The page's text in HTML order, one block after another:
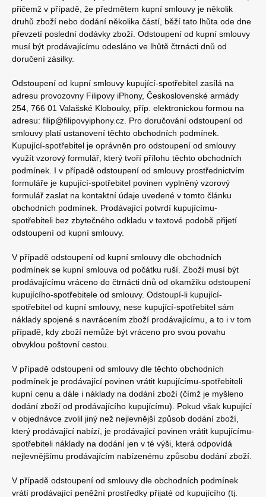
přičemž v případě, že předmětem kupní smlouvy je několik
druhů zboží nebo dodání několika částí, běží tato lhůta ode dne
převzetí poslední dodávky zboží. Odstoupení od kupní smlouvy
musí být prodávajícímu odesláno ve lhůtě čtrnácti dnů od
doručení zásilky.
Odstoupení od kupní smlouvy kupující-spotřebitel zasílá na
adresu provozovny Filipovy iPhony, Československé armády
254, 766 01 Valašské Klobouky, příp. elektronickou formou na
adresu: filip@filipovyiphony.cz. Pro doručování odstoupení od
smlouvy platí ustanovení těchto obchodních podmínek.
Kupující-spotřebitel je oprávněn pro odstoupení od smlouvy
využít vzorový formulář, který tvoří přílohu těchto obchodních
podmínek. I v případě odstoupení od smlouvy prostřednictvím
formuláře je kupující-spotřebitel povinen vyplněný vzorový
formulář zaslat na kontaktní údaje uvedené v tomto článku
obchodních podmínek. Prodávající potvrdí kupujícímu-
spotřebiteli bez zbytečného odkladu v textové podobě přijetí
odstoupení od kupní smlouvy.
V případě odstoupení od kupní smlouvy dle obchodních
podmínek se kupní smlouva od počátku ruší. Zboží musí být
prodávajícímu vráceno do čtrnácti dnů od okamžiku odstoupení
kupujícího-spotřebitele od smlouvy. Odstoupí-li kupující-
spotřebitel od kupní smlouvy, nese kupující-spotřebitel sám
náklady spojené s navrácením zboží prodávajícímu, a to i v tom
případě, kdy zboží nemůže být vráceno pro svou povahu
obvyklou poštovní cestou.
V případě odstoupení od smlouvy dle těchto obchodních
podmínek je prodávající povinen vrátit kupujícímu-spotřebiteli
kupní cenu a dále i náklady na dodání zboží (čímž je myšleno
dodání zboží od prodávajícího kupujícímu). Pokud však kupující
v objednávce zvolil jiný než nejlevnější způsob dodání zboží,
který prodávající nabízí, je prodávající povinen vrátit kupujícímu-
spotřebiteli náklady na dodání jen v té výši, která odpovídá
nejlevnějšímu prodávajícím nabízenému způsobu dodání zboží.
V případě odstoupení od smlouvy dle obchodních podmínek
vrátí prodávající peněžní prostředky přijaté od kupujícího (tj.